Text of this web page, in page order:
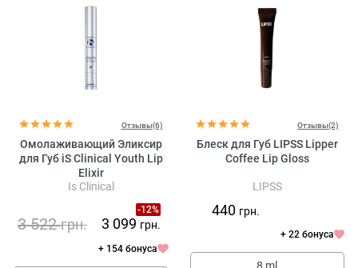
Отзывы(6)
Омолаживающий Эликсир
для Губ iS Clinical Youth Lip
Elixir
Is Clinical
-12%
3 522грн. 3 099 грн.
+ 154 бонуса
Отзывы(2)
Блеск для Губ LIPSS Lipper
Coffee Lip Gloss
LIPSS
440 грн.
+ 22 бонуса
8 ml